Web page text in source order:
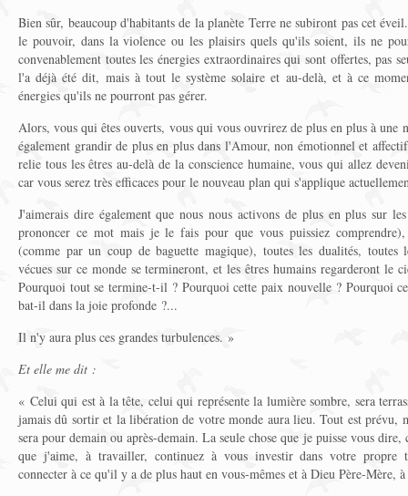
Bien sûr, beaucoup d'habitants de la planète Terre ne subiront pas cet
le pouvoir, dans la violence ou les plaisirs quels qu'ils soient, ils ne
convenablement toutes les énergies extraordinaires qui sont offertes, pas
l'a déjà été dit, mais à tout le système solaire et au-delà, et à ce
énergies qu'ils ne pourront pas gérer.
Alors, vous qui êtes ouverts, vous qui vous ouvrirez de plus en plus à une
également grandir de plus en plus dans l'Amour, non émotionnel et
relie tous les êtres au-delà de la conscience humaine, vous qui allez
car vous serez très efficaces pour le nouveau plan qui s'applique
J'aimerais dire également que nous nous activons de plus en plus sur
prononcer ce mot mais je le fais pour que vous puissiez
(comme par un coup de baguette magique), toutes les dualités, toutes
vécues sur ce monde se termineront, et les êtres humains regarderont le
Pourquoi tout se termine-t-il ? Pourquoi cette paix nouvelle ? Pourquoi
bat-il dans la joie profonde ?...
Il n'y aura plus ces grandes turbulences. »
Et elle me dit :
« Celui qui est à la tête, celui qui représente la lumière sombre, sera
jamais dû sortir et la libération de votre monde aura lieu. Tout est prévu,
sera pour demain ou après-demain. La seule chose que je puisse vous
que j'aime, à travailler, continuez à vous investir dans votre propre
connecter à ce qu'il y a de plus haut en vous-mêmes et à Dieu Père-Mère,